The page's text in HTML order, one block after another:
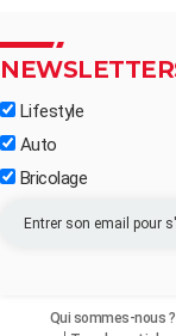
Lifestyle
Auto
Bricolage
Qui sommes-nous ?